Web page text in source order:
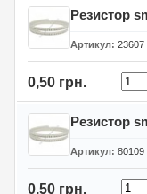
Резистор
Артикул 23607
0,50 грн.
Резистор
Артикул 80109
0,50 грн.